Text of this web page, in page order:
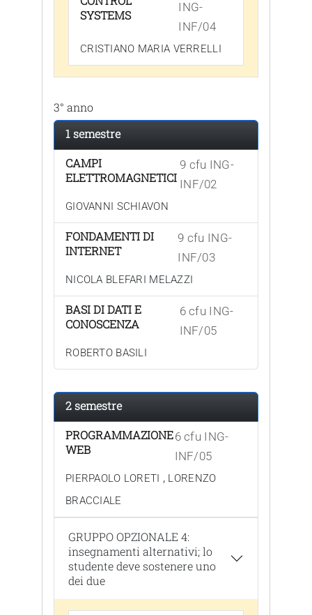
SYSTEMS
ING-
INF/04
CRISTIANO MARIA VERRELLI
3° anno
1 semestre
CAMPI
ELETTROMAGNETICI
9 cfu ING-
INF/02
GIOVANNI SCHIAVON
FONDAMENTI DI
INTERNET
9 cfu ING-
INF/03
NICOLA BLEFARI MELAZZI
BASI DI DATI E
CONOSCENZA
6 cfu ING-
INF/05
ROBERTO BASILI
2 semestre
PROGRAMMAZIONE
WEB
6 cfu ING-
INF/05
PIERPAOLO LORETI , LORENZO
BRACCIALE
GRUPPO OPZIONALE 4:
insegnamenti alternativi; lo
studente deve sostenere uno
dei due